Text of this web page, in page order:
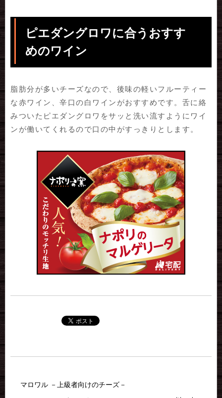
ピエダングロワに合うおすす
めのワイン
脂肪分が多いチーズなので、後味の軽いフルーティー
な赤ワイン、辛口の白ワインがおすすめです。舌に絡
みついたピエダングロワをサッと洗い流すようにワイ
ンが働いてくれるので口の中がすっきりとします。
マロワル －上級者向けのチーズ－